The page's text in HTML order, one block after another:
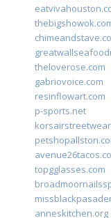
theloverose.com
gabriovoice.com
resinflowart.com
p-sports.net
topgglasses.com
anneskitchen.org